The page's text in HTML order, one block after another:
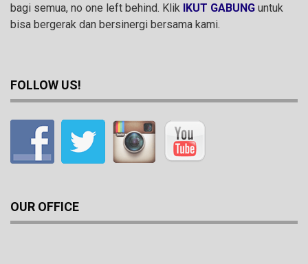
bagi semua, no one left behind. Klik IKUT GABUNG untuk
bisa bergerak dan bersinergi bersama kami.
FOLLOW US!
OUR OFFICE